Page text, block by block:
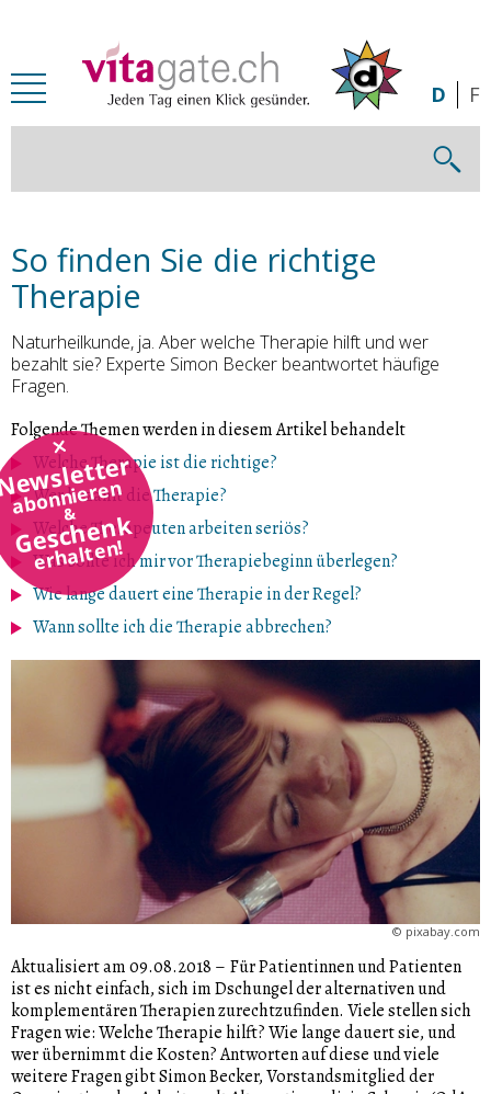
abonnieren
&
Geschenk
erhalten!
D F
So finden Sie die richtige
Therapie
Naturheilkunde, ja. Aber welche Therapie hilft und wer
bezahlt sie? Experte Simon Becker beantwortet häufige
Fragen.
Folgende Themen werden in diesem Artikel behandelt
Welche Therapie ist die richtige?
Wer bezahlt die Therapie?
Welche Therapeuten arbeiten seriös?
Was sollte ich mir vor Therapiebeginn überlegen?
Wie lange dauert eine Therapie in der Regel?
Wann sollte ich die Therapie abbrechen?
© pixabay.com
Aktualisiert am 09.08.2018 – Für Patientinnen und Patienten
ist es nicht einfach, sich im Dschungel der alternativen und
komplementären Therapien zurechtzufinden. Viele stellen sich
Fragen wie: Welche Therapie hilft? Wie lange dauert sie, und
wer übernimmt die Kosten? Antworten auf diese und viele
weitere Fragen gibt Simon Becker, Vorstandsmitglied der